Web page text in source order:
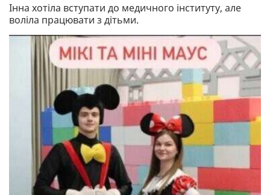
Інна хотіла вступати до медичного інституту, але
воліла працювати з дітьми.